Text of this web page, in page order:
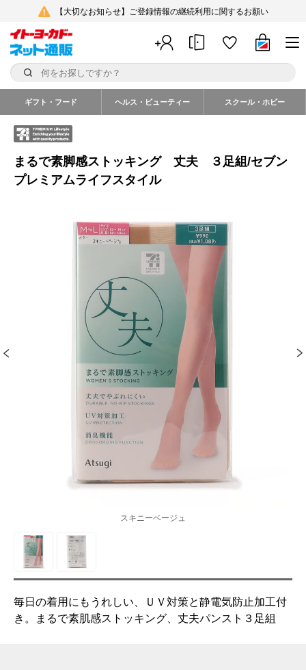
【大切なお知らせ】ご登録情報の継続利用に関するお願い
ギフト・フード ヘルス・ビューティー スクール・ホビー
まるで素脚感ストッキング 丈夫 ３足組/セブン
プレミアムライフスタイル
スキニーベージュ
毎日の着用にもうれしい、ＵＶ対策と静電気防止加工付
き。まるで素肌感ストッキング、丈夫パンスト３足組